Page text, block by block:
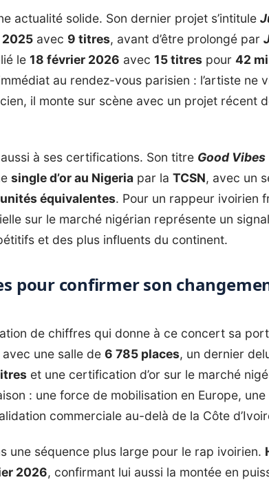
actualité solide. Son dernier projet s’intitule
2025 avec 9 titres, avant d’être prolongé par
le 18 février 2026 avec 15 titres pour 42
au rendez-vous parisien : l’artiste ne
il monte sur scène avec un projet récent
à ses certifications. Son titre Good Vibes
single d’or au Nigeria par la TCSN, avec un
équivalentes. Pour un rappeur ivoirien
sur le marché nigérian représente un
et des plus influents du continent.
pour confirmer son
de chiffres qui donne à ce concert sa
une salle de 6 785 places, un dernier
et une certification d’or sur le marché
: une force de mobilisation en Europe,
commerciale au-delà de la Côte
une séquence plus large pour le rap ivoirien.
2026, confirmant lui aussi la montée en